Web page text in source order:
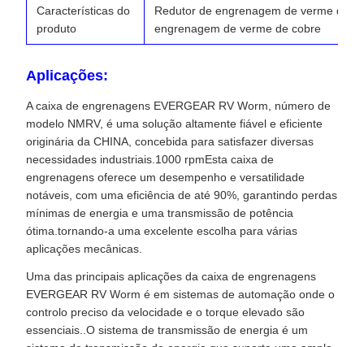
Características do
produto
Redutor de engrenagem de verme de
engrenagem de verme de cobre
Aplicações:
A caixa de engrenagens EVERGEAR RV Worm, número de
modelo NMRV, é uma solução altamente fiável e eficiente
originária da CHINA, concebida para satisfazer diversas
necessidades industriais.1000 rpmEsta caixa de
engrenagens oferece um desempenho e versatilidade
notáveis, com uma eficiência de até 90%, garantindo perdas
mínimas de energia e uma transmissão de potência
ótima.tornando-a uma excelente escolha para várias
aplicações mecânicas.
Uma das principais aplicações da caixa de engrenagens
EVERGEAR RV Worm é em sistemas de automação onde o
controlo preciso da velocidade e o torque elevado são
essenciais..O sistema de transmissão de energia é um